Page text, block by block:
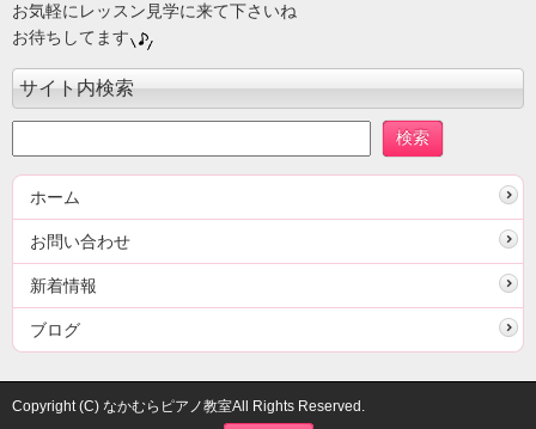
お気軽にレッスン見学に来て下さいね
お待ちしてます
サイト内検索
ホーム
お問い合わせ
新着情報
ブログ
Copyright (C) なかむらピアノ教室All Rights Reserved.